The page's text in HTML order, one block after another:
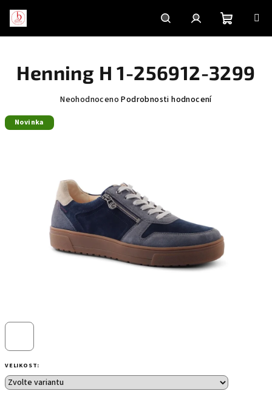
obsah
HledatPřihlášeníNákupní
košík
VELIKOST:
Henning H 1-256912-3299
Průměrné
hvězdiček.
Neohodnoceno Podrobnosti hodnocení
Novinka